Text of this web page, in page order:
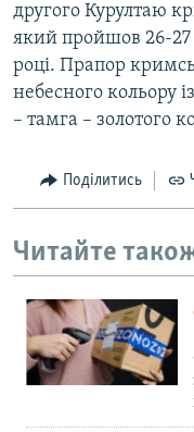
другого Курултаю
який пройшов 26-27
році. Прапор
небесного кольору
– тамга – золотого
Поділитись
Читайте